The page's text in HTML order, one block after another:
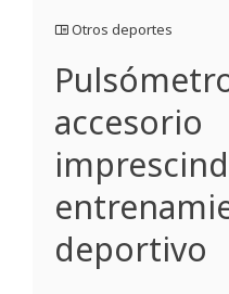
Otros deportes
accesorio
deportivo